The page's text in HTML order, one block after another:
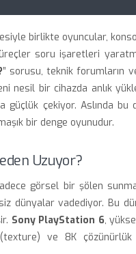
birlikte oyuncular,
soru işaretleri
” sorusu, teknik forumların
nesil bir cihazda anlık
güçlük çekiyor. Aslında
bir denge oyunudur.
Uzuyor?
görsel bir şölen
dünyalar vadediyor. Bu
Sony PlayStation 6,
ve 8K çözünürlük